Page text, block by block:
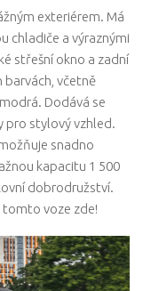
exteriérem. Má
chladiče a výraznými
střešní okno a zadní
barvách, včetně
Dodává se
pro stylový vzhled.
snadno
kapacitu 1 500
dobrodružství.
tomto voze zde!